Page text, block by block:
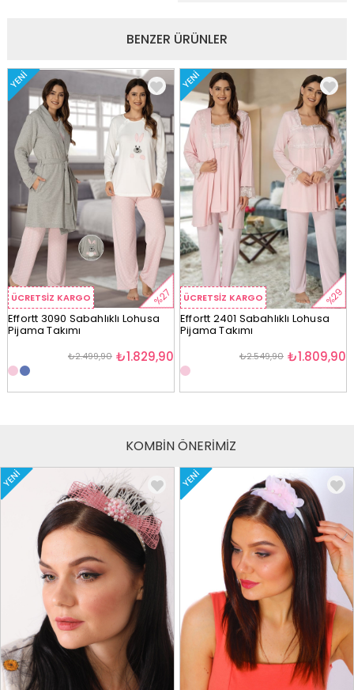
BENZER ÜRÜNLER
ÜCRETSIZ KARGO
YENI
%27
Effortt 3090 Sabahlıklı Lohusa
Pijama Takımı
₺1.829,90
₺2.499,90
ÜCRETSIZ KARGO
YENI
%29
Effortt 2401 Sabahlıklı Lohusa
Pijama Takımı
₺1.809,90
₺2.549,90
KOMBİN ÖNERİMİZ
YENI YENI